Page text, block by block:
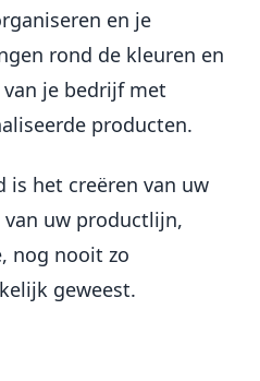
en je
rond de kleuren en
je bedrijf met
producten.
is het creëren van uw
uw productlijn,
nog nooit zo
geweest.